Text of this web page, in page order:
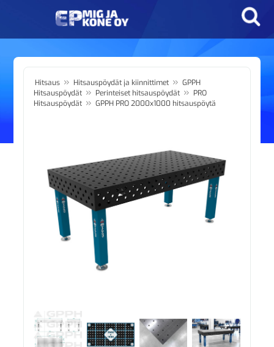
Hitsaus » Hitsauspöydät ja kiinnittimet » GPPH
Hitsauspöydät » Perinteiset hitsauspöydät » PRO
Hitsauspöydät » GPPH PRO 2000x1000 hitsauspöytä